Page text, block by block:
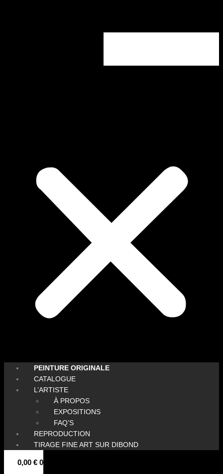
PEINTURE ORIGINALE
CATALOGUE
L’ARTISTE
À PROPOS
EXPOSITIONS
FAQ’S
REPRODUCTION
TIRAGE FINE ART SUR DIBOND
0,00 € 0